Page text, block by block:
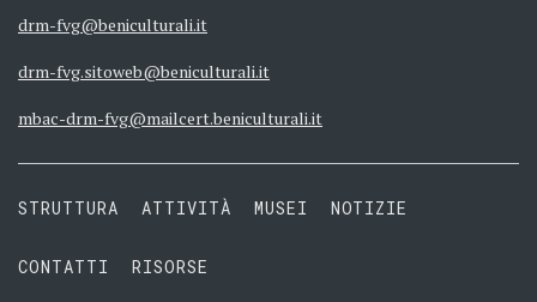
drm-fvg@beniculturali.it
drm-fvg.sitoweb@beniculturali.it
mbac-drm-fvg@mailcert.beniculturali.it
STRUTTURA ATTIVITÀ MUSEI NOTIZIE
CONTATTI RISORSE